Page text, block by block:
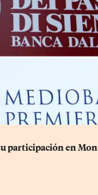
participación en